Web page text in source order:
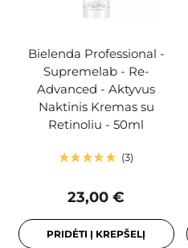
Bielenda Professional -
Supremelab - Re-
Advanced - Aktyvus
Naktinis Kremas su
Retinoliu - 50ml
3
23,00 €
PRIDĖTI Į KREPŠELĮ